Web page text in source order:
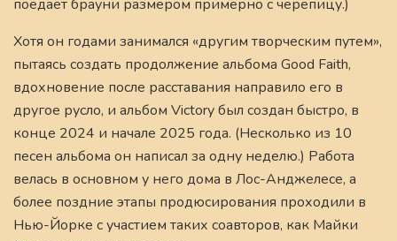
поедает брауни размером примерно с черепицу.)
Хотя он годами занимался «другим творческим путем»,
пытаясь создать продолжение альбома Good Faith,
вдохновение после расставания направило его в
другое русло, и альбом Victory был создан быстро, в
конце 2024 и начале 2025 года. (Несколько из 10
песен альбома он написал за одну неделю.) Работа
велась в основном у него дома в Лос-Анджелесе, а
более поздние этапы продюсирования проходили в
Нью-Йорке с участием таких соавторов, как Майки